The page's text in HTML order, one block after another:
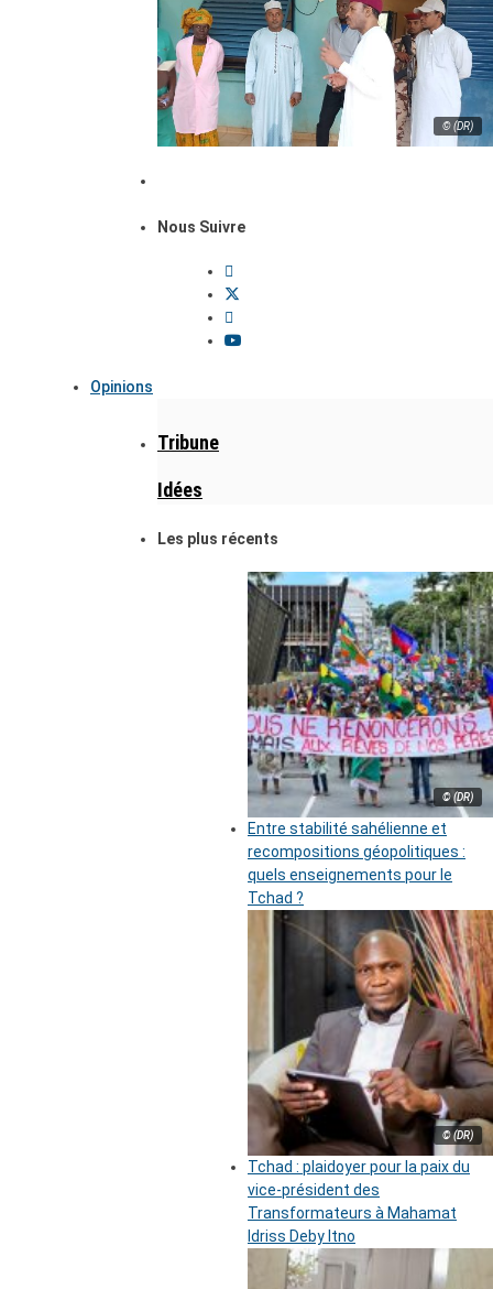
© (DR)
Nous Suivre
Opinions
Tribune
Idées
Les plus récents
© (DR)
Entre stabilité sahélienne et
recompositions géopolitiques :
quels enseignements pour le
Tchad ?
© (DR)
Tchad : plaidoyer pour la paix du
vice-président des
Transformateurs à Mahamat
Idriss Deby Itno